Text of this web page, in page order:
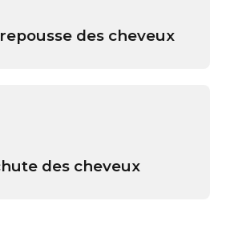
des cheveux
des cheveux